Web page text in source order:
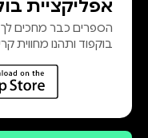
אפליקציית
הספרים כבר מחכים לך
בוקפוד ותהנו מחווית